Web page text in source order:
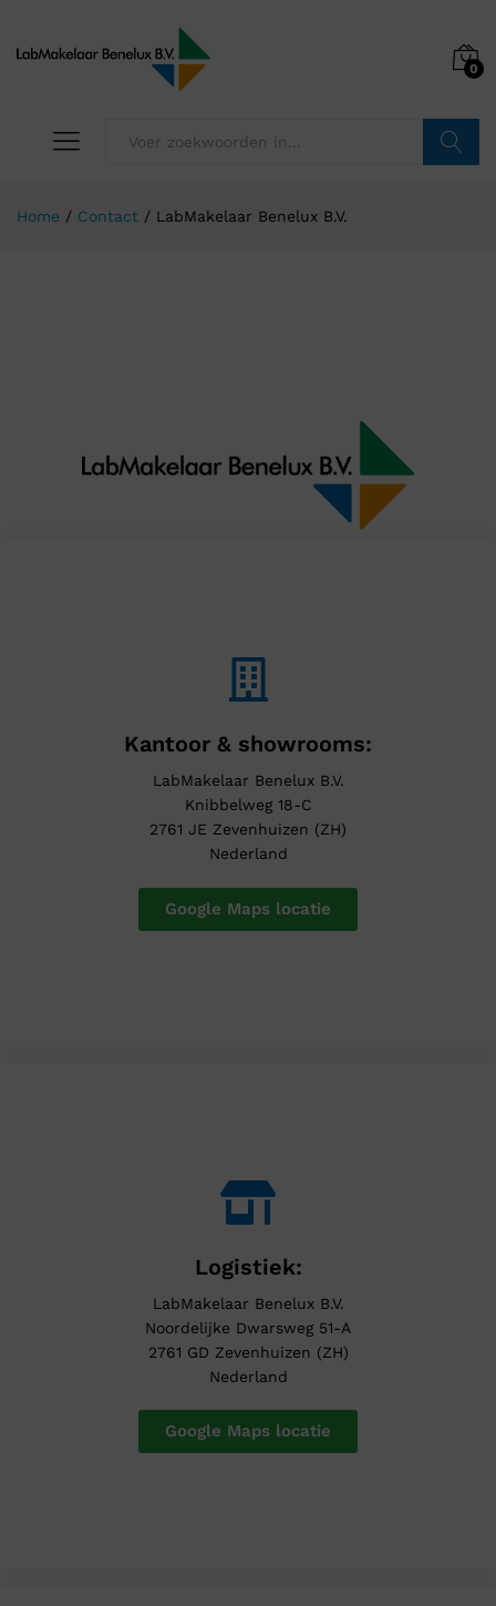
0
Home / Contact / LabMakelaar Benelux B.V.
Kantoor & showrooms:
LabMakelaar Benelux B.V.
Knibbelweg 18-C
2761 JE Zevenhuizen (ZH)
Nederland
Google Maps locatie
Logistiek:
LabMakelaar Benelux B.V.
Noordelijke Dwarsweg 51-A
2761 GD Zevenhuizen (ZH)
Nederland
Google Maps locatie